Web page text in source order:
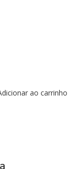
ao carrinho